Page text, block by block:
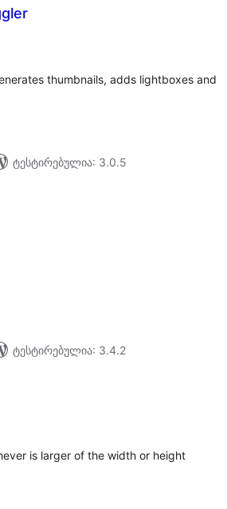
thumbnails, adds lightboxes and
ტესტირებულია: 3.0.5
ტესტირებულია: 3.4.2
is larger of the width or height